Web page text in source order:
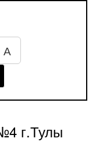
А
г.Тулы